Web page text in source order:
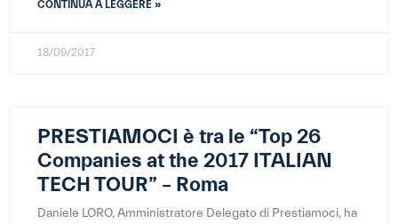
CONTINUA A LEGGERE »
18/09/2017
PRESTIAMOCI è tra le “Top 26
Companies at the 2017 ITALIAN
TECH TOUR” – Roma
Daniele LORO, Amministratore Delegato di Prestiamoci, ha